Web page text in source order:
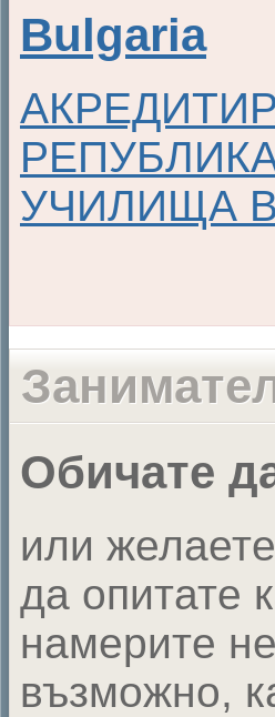
Bulgaria
УЧИЛИЩА
Обичате
или
да опитате
намерите
възможно,